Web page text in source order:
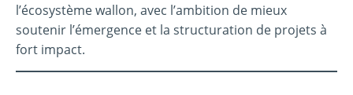
l’écosystème wallon, avec l’ambition de mieux
soutenir l’émergence et la structuration de projets à
fort impact.